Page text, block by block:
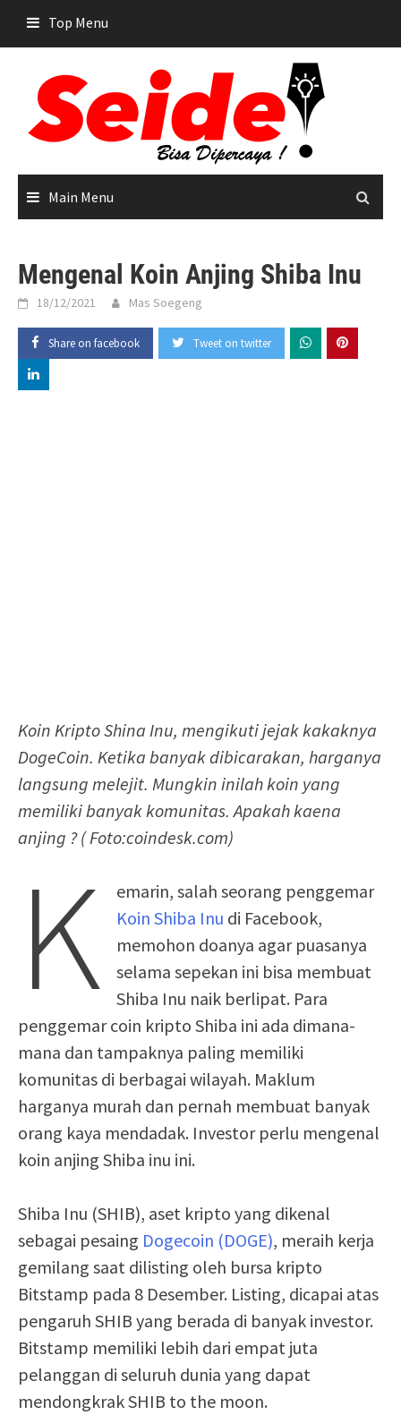
content
Top Menu
Main Menu
Mengenal Koin Anjing Shiba Inu
18/12/2021 Mas Soegeng
Share on facebook Tweet on twitter
Koin Kripto Shina Inu, mengikuti jejak kakaknya
DogeCoin. Ketika banyak dibicarakan, harganya
langsung melejit. Mungkin inilah koin yang
memiliki banyak komunitas. Apakah kaena
anjing ? ( Foto:coindesk.com)
K
emarin, salah seorang penggemar
Koin Shiba Inu di Facebook,
memohon doanya agar puasanya
selama sepekan ini bisa membuat
Shiba Inu naik berlipat. Para
penggemar coin kripto Shiba ini ada dimana-
mana dan tampaknya paling memiliki
komunitas di berbagai wilayah. Maklum
harganya murah dan pernah membuat banyak
orang kaya mendadak. Investor perlu mengenal
koin anjing Shiba inu ini.
Shiba Inu (SHIB), aset kripto yang dikenal
sebagai pesaing Dogecoin (DOGE), meraih kerja
gemilang saat dilisting oleh bursa kripto
Bitstamp pada 8 Desember. Listing, dicapai atas
pengaruh SHIB yang berada di banyak investor.
Bitstamp memiliki lebih dari empat juta
pelanggan di seluruh dunia yang dapat
mendongkrak SHIB to the moon.